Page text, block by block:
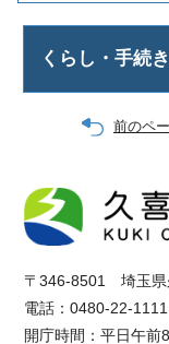
くらし・手続き
前のペ
〒346-8501 埼玉県
電話：0480-22-1111
開庁時間：平日午前